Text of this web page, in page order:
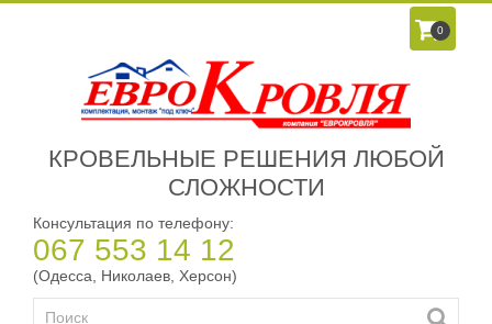
0
КРОВЕЛЬНЫЕ РЕШЕНИЯ ЛЮБОЙ
СЛОЖНОСТИ
Консультация по телефону:
067 553 14 12
(Одесса, Николаев, Херсон)